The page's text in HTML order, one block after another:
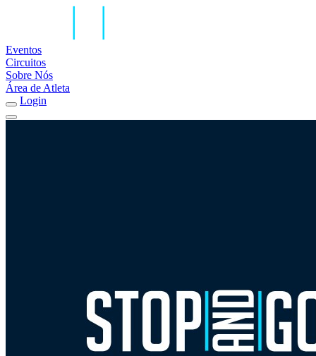
Eventos
Circuitos
Sobre Nós
Área de Atleta
Login